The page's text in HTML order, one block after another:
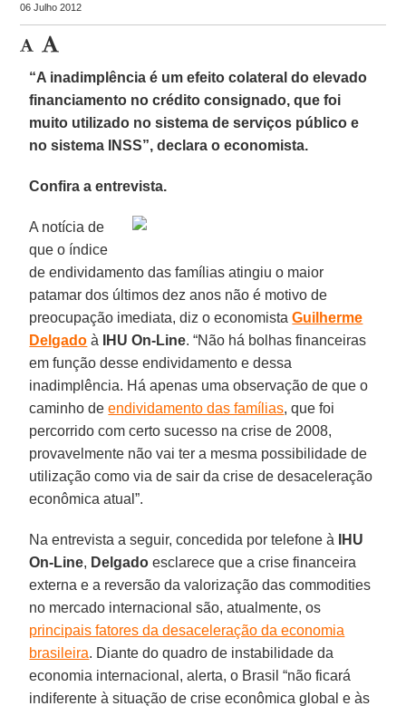
06 Julho 2012
“A inadimplência é um efeito colateral do elevado
financiamento no crédito consignado, que foi
muito utilizado no sistema de serviços público e
no sistema INSS”, declara o economista.
Confira a entrevista.
A notícia de
que o índice
de endividamento das famílias atingiu o maior
patamar dos últimos dez anos não é motivo de
preocupação imediata, diz o economistaGuilherme
Delgado à IHU On-Line. “Não há bolhas financeiras
em função desse endividamento e dessa
inadimplência. Há apenas uma observação de que o
caminho deendividamento das famílias, que foi
percorrido com certo sucesso na crise de 2008,
provavelmente não vai ter a mesma possibilidade de
utilização como via de sair da crise de desaceleração
econômica atual”.
Na entrevista a seguir, concedida por telefone à
IHU
On-Line, Delgadoesclarece que a crise financeira
externa e a reversão da valorização das commodities
no mercado internacional são, atualmente, os
principais fatores da desaceleração da economia
brasileira. Diante do quadro de instabilidade da
economia internacional, alerta, o Brasil “não ficará
indiferente à situação de crise econômica global e às